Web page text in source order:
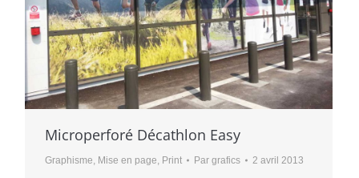
Microperforé Décathlon Easy
Graphisme Mise en page Print Pargrafics 2 avril 2013